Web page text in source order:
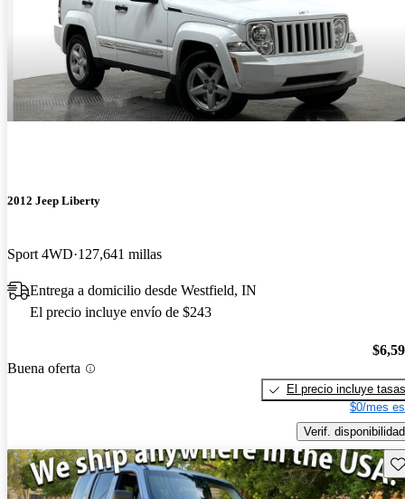
2012 Jeep Liberty
Sport 4WD 127,641 millas
Entrega a domicilio desde Westfield, IN
El precio incluye envío de $243
Buena oferta
El precio incluye tasas
$0/mes
Verif. disponibilidad